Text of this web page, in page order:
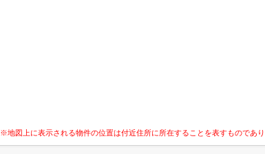
※地図上に表示される物件の位置は付近住所に所在することを表すものであ